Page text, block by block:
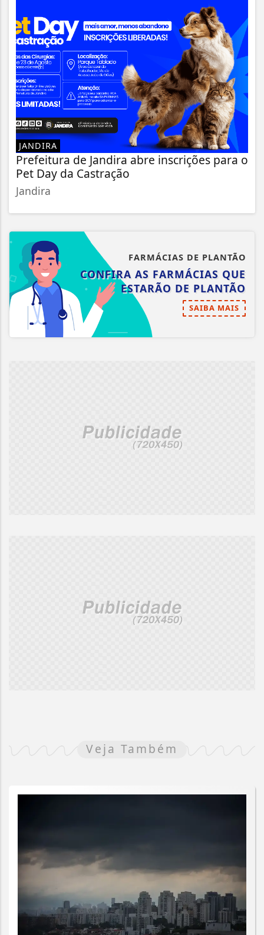
JANDIRA
Prefeitura de Jandira abre inscrições para o
Pet Day da Castração
Jandira
FARMÁCIAS DE PLANTÃO
CONFIRA AS FARMÁCIAS QUE
ESTARÃO DE PLANTÃO
SAIBA MAIS
Veja Também